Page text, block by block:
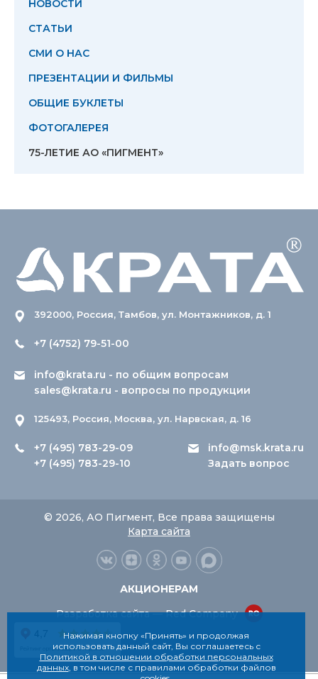
НОВОСТИ
СТАТЬИ
СМИ О НАС
ПРЕЗЕНТАЦИИ И ФИЛЬМЫ
ОБЩИЕ БУКЛЕТЫ
ФОТОГАЛЕРЕЯ
75-ЛЕТИЕ АО «ПИГМЕНТ»
392000, Россия, Тамбов, ул. Монтажников, д. 1
+7 (4752) 79-51-00
info@krata.ru - по общим вопросам
sales@krata.ru - вопросы по продукции
125493, Россия, Москва, ул. Нарвская, д. 16
+7 (495) 783-29-09
+7 (495) 783-29-10
info@msk.krata.ru
Задать вопрос
© 2026, АО Пигмент, Все права защищены
Карта сайта
АКЦИОНЕРАМ
Разработка сайта — Red Company
Нажимая кнопку «Принять» и продолжая
использовать данный сайт, Вы соглашаетесь с
Политикой в отношении обработки персональных
данных, в том числе с правилами обработки файлов